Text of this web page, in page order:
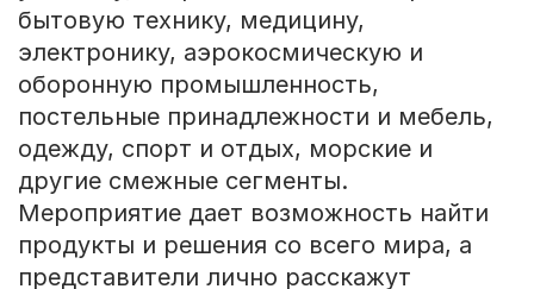
бытовую технику, медицину,
электронику, аэрокосмическую и
оборонную промышленность,
постельные принадлежности и мебель,
одежду, спорт и отдых, морские и
другие смежные сегменты.
Мероприятие дает возможность найти
продукты и решения со всего мира, а
представители лично расскажут